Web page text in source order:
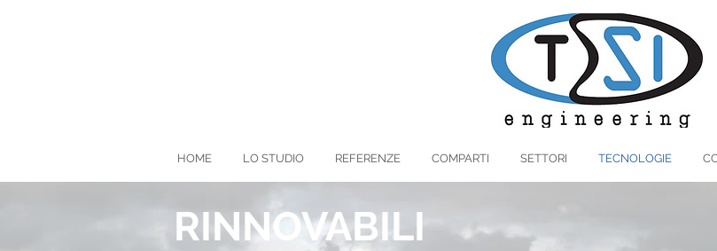
HOME LO STUDIO REFERENZE COMPARTI SETTORI TECNOLOGIE
RINNOVABILI